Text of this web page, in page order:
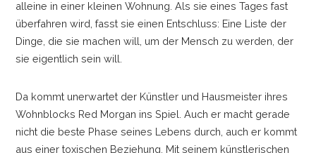
alleine in einer kleinen Wohnung. Als sie eines Tages fast
überfahren wird, fasst sie einen Entschluss: Eine Liste der
Dinge, die sie machen will, um der Mensch zu werden, der
sie eigentlich sein will.
Da kommt unerwartet der Künstler und Hausmeister ihres
Wohnblocks Red Morgan ins Spiel. Auch er macht gerade
nicht die beste Phase seines Lebens durch, auch er kommt
aus einer toxischen Beziehung. Mit seinem künstlerischen